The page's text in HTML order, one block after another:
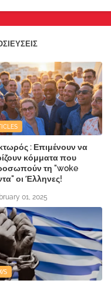
: Επιμένουν να
κόμματα που
τη "woke
οι Έλληνες!
01, 2025